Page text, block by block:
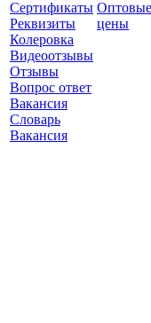
Сертификаты
Реквизиты
Колеровка
Видеоотзывы
Отзывы
Вопрос ответ
Вакансия
Словарь
Вакансия
Оптовые
цены